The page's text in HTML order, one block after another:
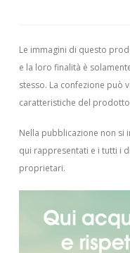
Le immagini di questo
e la loro finalità è
stesso. La confezione può
caratteristiche del
Nella pubblicazione non si
qui rappresentati e i tutti i
proprietari.